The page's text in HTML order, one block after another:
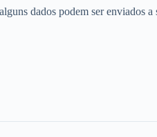
dados podem ser enviados